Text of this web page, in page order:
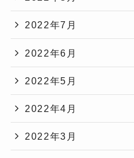
2022年7月
2022年6月
2022年5月
2022年4月
2022年3月